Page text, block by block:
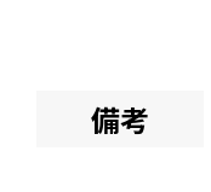
備考